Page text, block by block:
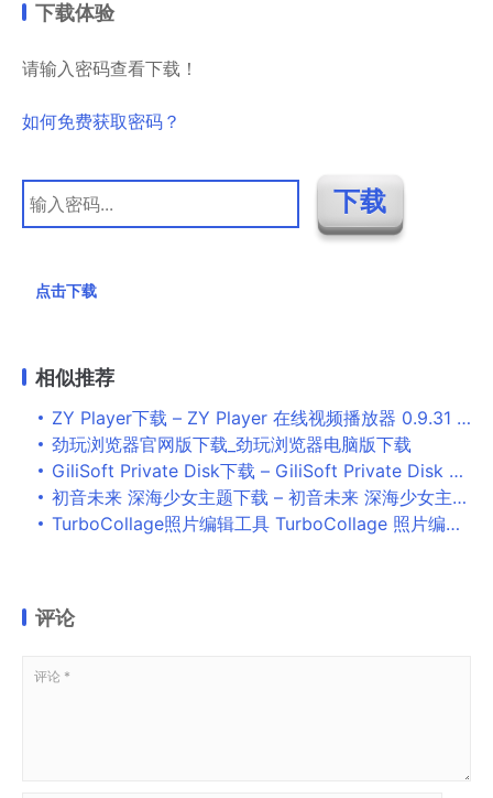
下载体验
请输入密码查看下载！
如何免费获取密码？
点击下载
相似推荐
ZY Player下载 – ZY Player 在线视频播放器 0.9.31 官方免费版
劲玩浏览器官网版下载_劲玩浏览器电脑版下载
GiliSoft Private Disk下载 – GiliSoft Private Disk 磁盘加密软件 10.0.0 中文破解版
初音未来 深海少女主题下载 – 初音未来 深海少女主题 For Win10
TurboCollage照片编辑工具 TurboCollage 照片编辑工具 v7.1.1 官方免费版
评论